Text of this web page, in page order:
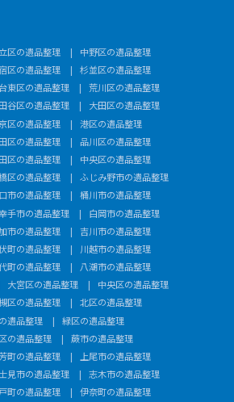
区の遺品整理
中野区の遺品整理
区の遺品整理
杉並区の遺品整理
東区の遺品整理
荒川区の遺品整理
谷区の遺品整理
大田区の遺品整理
区の遺品整理
港区の遺品整理
区の遺品整理
品川区の遺品整理
区の遺品整理
中央区の遺品整理
区の遺品整理
ふじみ野市の遺品整理
市の遺品整理
桶川市の遺品整理
手市の遺品整理
白岡市の遺品整理
市の遺品整理
吉川市の遺品整理
町の遺品整理
川越市の遺品整理
町の遺品整理
八潮市の遺品整理
大宮区の遺品整理
中央区の遺品整理
区の遺品整理
北区の遺品整理
遺品整理
緑区の遺品整理
の遺品整理
蕨市の遺品整理
町の遺品整理
上尾市の遺品整理
見市の遺品整理
志木市の遺品整理
町の遺品整理
伊奈町の遺品整理